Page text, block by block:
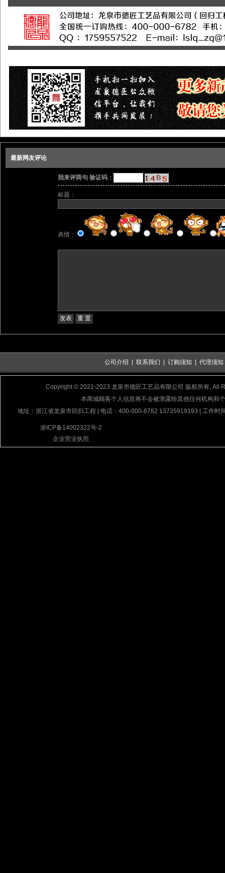
最新网友评论
我来评两句 验证码：
标题：
表情：
公司介绍 联系我们 订购须知 代理须知
Copyright © 2021-2023 龙泉市德匠工艺品有限公司 版权所有, All
本商城顾客个人信息将不会被泄露给其他任何机构和
地址：浙江省龙泉市回归工程 | 电话：400-000-6782 13735919193 | 工作时
浙ICP备14002322号-2
企业营业执照